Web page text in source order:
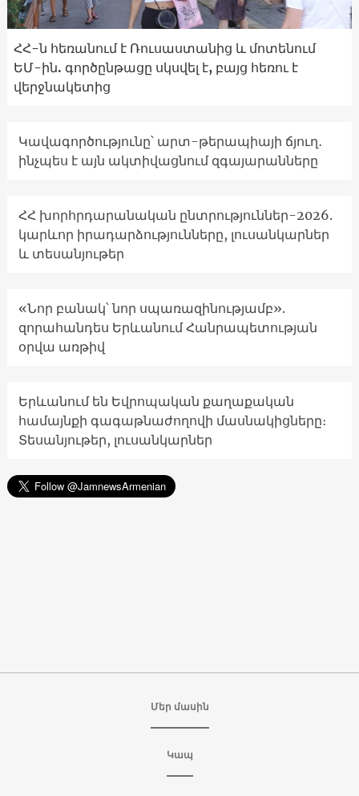
ՀՀ-ն հեռանում է Ռուսաստանից և մոտենում
ԵՄ-ին. գործընթացը սկսվել է, բայց հեռու է
վերջնակետից
Կավագործությունը՝ արտ-թերապիայի ճյուղ․
ինչպես է այն ակտիվացնում զգայարանները
ՀՀ խորհրդարանական ընտրություններ-2026.
կարևոր իրադարձությունները, լուսանկարներ
և տեսանյութեր
«Նոր բանակ՝ նոր սպառազինությամբ».
զորահանդես Երևանում Հանրապետության
օրվա առթիվ
Երևանում են Եվրոպական քաղաքական
համայնքի գագաթնաժողովի մասնակիցները։
Տեսանյութեր, լուսանկարներ
Մեր մասին
Կապ